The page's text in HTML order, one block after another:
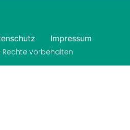
Impressum
Rechte vorbehalten